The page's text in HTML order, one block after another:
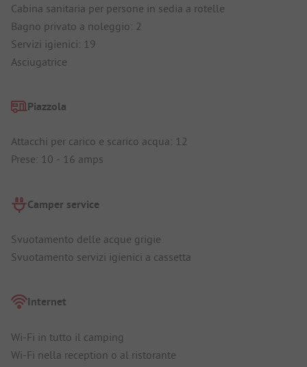
Cabina sanitaria per persone in sedia a rotelle
Bagno privato a noleggio: 2
Servizi igienici: 19
Asciugatrice
Piazzola
Attacchi per carico e scarico acqua: 12
Prese: 10 - 16 amps
Camper service
Svuotamento delle acque grigie
Svuotamento servizi igienici a cassetta
Internet
Wi-Fi in tutto il camping
Wi-Fi nella reception o al ristorante